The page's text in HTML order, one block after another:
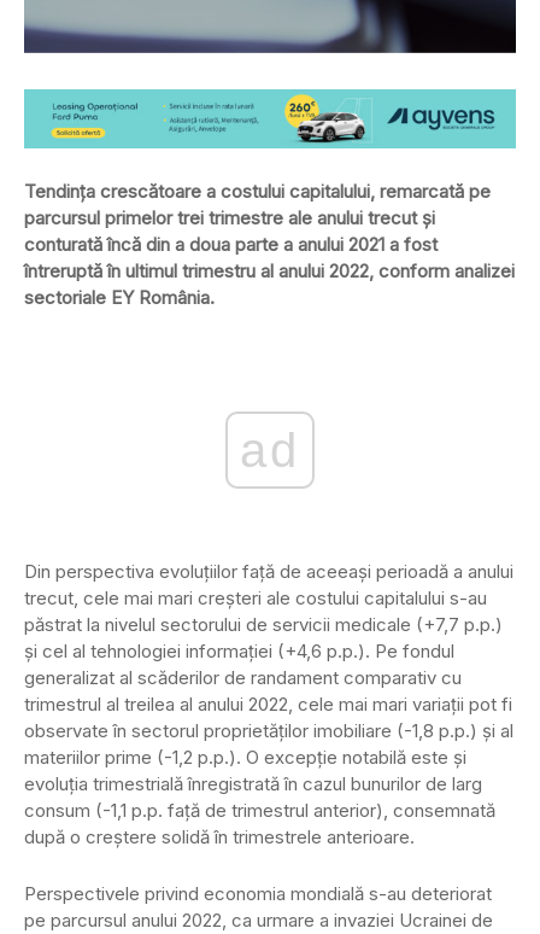
Tendința crescătoare a costului capitalului, remarcată pe
parcursul primelor trei trimestre ale anului trecut și
conturată încă din a doua parte a anului 2021 a fost
întreruptă în ultimul trimestru al anului 2022, conform analizei
sectoriale EY România.
ad
Din perspectiva evoluțiilor față de aceeași perioadă a anului
trecut, cele mai mari creșteri ale costului capitalului s-au
păstrat la nivelul sectorului de servicii medicale (+7,7 p.p.)
și cel al tehnologiei informației (+4,6 p.p.). Pe fondul
generalizat al scăderilor de randament comparativ cu
trimestrul al treilea al anului 2022, cele mai mari variații pot fi
observate în sectorul proprietăților imobiliare (-1,8 p.p.) și al
materiilor prime (-1,2 p.p.). O excepție notabilă este și
evoluția trimestrială înregistrată în cazul bunurilor de larg
consum (-1,1 p.p. față de trimestrul anterior), consemnată
după o creștere solidă în trimestrele anterioare.
Perspectivele privind economia mondială s-au deteriorat
pe parcursul anului 2022, ca urmare a invaziei Ucrainei de